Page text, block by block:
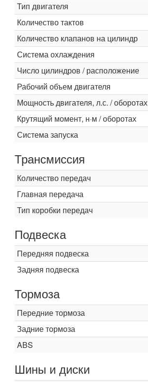
Тип двигателя
Количество тактов
Количество клапанов на цилиндр
Система охлаждения
Число цилиндров / расположение
Рабочий объем двигателя
Мощность двигателя, л.с. / оборотах
Крутящий момент, н·м / оборотах
Система запуска
Трансмиссия
Количество передач
Главная передача
Тип коробки передач
Подвеска
Передняя подвеска
Задняя подвеска
Тормоза
Передние тормоза
Задние тормоза
ABS
Шины и диски